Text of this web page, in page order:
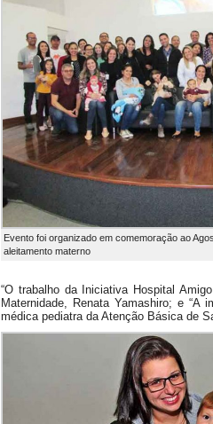
Evento foi organizado em comemoração ao
aleitamento materno
“O trabalho da Iniciativa Hospital
Maternidade, Renata Yamashiro; e “A
médica pediatra da Atenção Básica de